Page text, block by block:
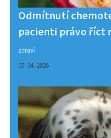
Odmítnutí
pacienti právo říct
zdraví
06. 04. 2026